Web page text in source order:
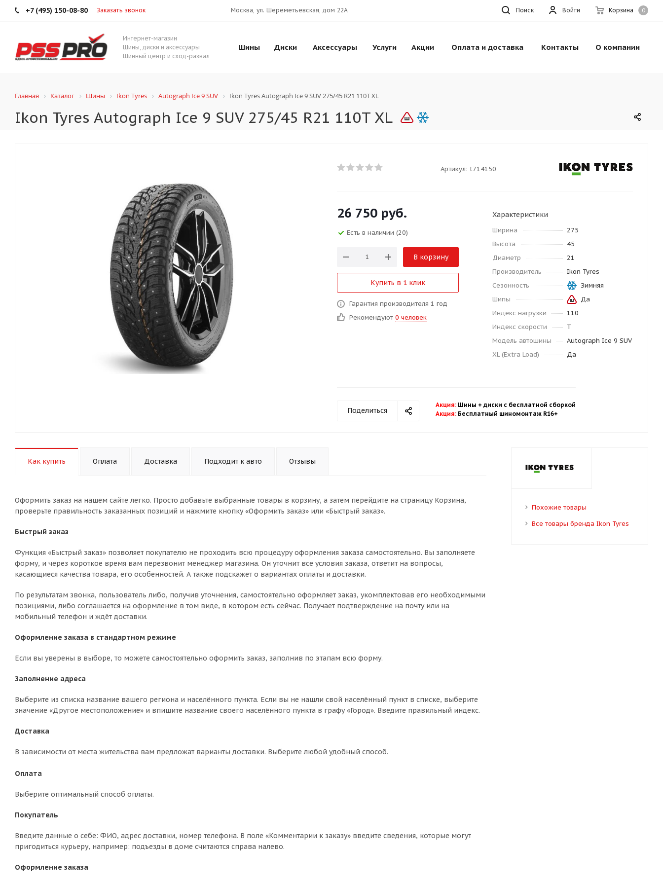
+7 (495) 150-08-80 Заказать звонок Корзина 0
Войти
Москва, ул. Шереметьевская, дом 22А Поиск
Интернет-магазин
Шины, диски и аксессуары
Шинный центр и сход-развал
Шины Диски Аксессуары Услуги Акции Оплата и доставка Контакты О компании
Главная Каталог Шины Ikon Tyres Autograph Ice 9 SUV Ikon Tyres Autograph Ice 9 SUV 275/45 R21 110T XL
Ikon Tyres Autograph Ice 9 SUV 275/45 R21 110T XL
Артикул: t714150
26 750 руб.
Есть в наличии (20)
В корзину
Купить в 1 клик
Гарантия производителя 1 год
Рекомендуют 0 человек
Характеристики
Ширина
275
Высота
45
Диаметр
21
Производитель
Ikon Tyres
Сезонность
Зимняя
Шипы
Да
Индекс нагрузки
110
Индекс скорости
T
Модель автошины
Autograph Ice 9 SUV
XL (Extra Load)
Да
Поделиться
Акция: Шины + диски с бесплатной сборкой
Акция: Бесплатный шиномонтаж R16+
Как купить Оплата Доставка Подходит к авто Отзывы
Оформить заказ на нашем сайте легко. Просто добавьте выбранные товары в корзину, а затем перейдите на страницу Корзина,
проверьте правильность заказанных позиций и нажмите кнопку «Оформить заказ» или «Быстрый заказ».
Быстрый заказ
Функция «Быстрый заказ» позволяет покупателю не проходить всю процедуру оформления заказа самостоятельно. Вы заполняете
форму, и через короткое время вам перезвонит менеджер магазина. Он уточнит все условия заказа, ответит на вопросы,
касающиеся качества товара, его особенностей. А также подскажет о вариантах оплаты и доставки.
По результатам звонка, пользователь либо, получив уточнения, самостоятельно оформляет заказ, укомплектовав его необходимыми
позициями, либо соглашается на оформление в том виде, в котором есть сейчас. Получает подтверждение на почту или на
мобильный телефон и ждёт доставки.
Оформление заказа в стандартном режиме
Если вы уверены в выборе, то можете самостоятельно оформить заказ, заполнив по этапам всю форму.
Заполнение адреса
Выберите из списка название вашего региона и населённого пункта. Если вы не нашли свой населённый пункт в списке, выберите
значение «Другое местоположение» и впишите название своего населённого пункта в графу «Город». Введите правильный индекс.
Доставка
В зависимости от места жительства вам предложат варианты доставки. Выберите любой удобный способ.
Оплата
Выберите оптимальный способ оплаты.
Покупатель
Введите данные о себе: ФИО, адрес доставки, номер телефона. В поле «Комментарии к заказу» введите сведения, которые могут
пригодиться курьеру, например: подъезды в доме считаются справа налево.
Оформление заказа
Похожие товары
Все товары бренда Ikon Tyres